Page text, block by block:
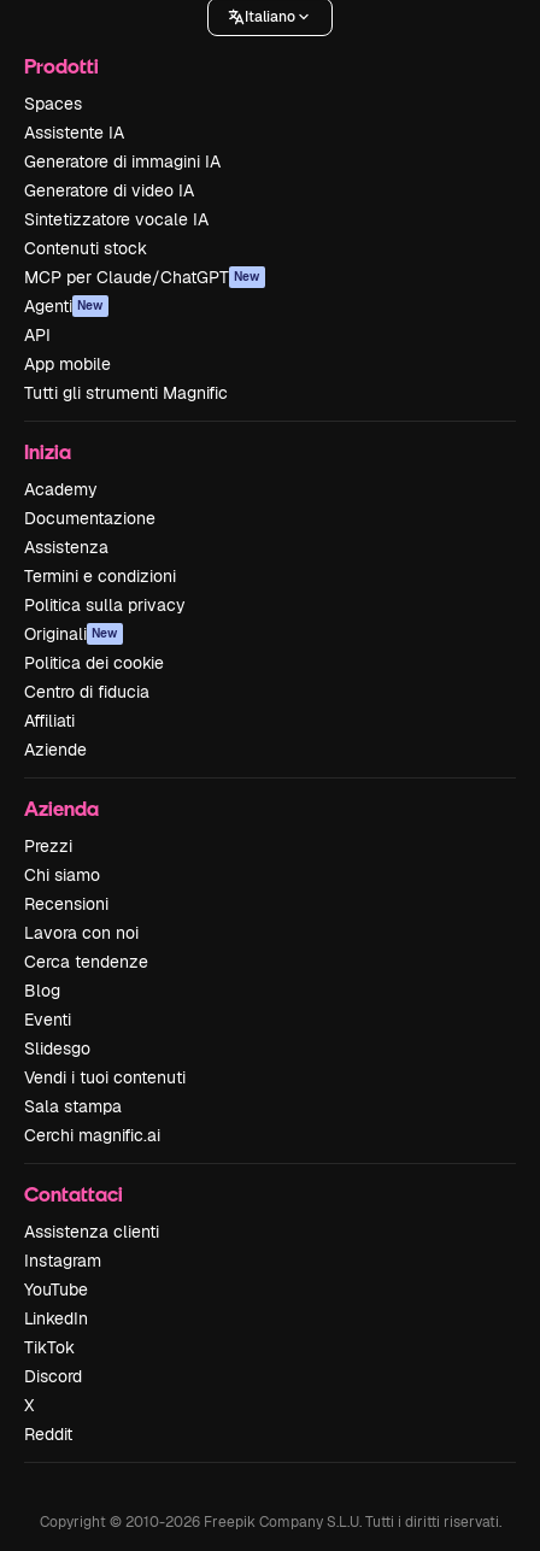
Italiano
Prodotti
Spaces
Assistente IA
Generatore di immagini IA
Generatore di video IA
Sintetizzatore vocale IA
Contenuti stock
MCP per Claude/ChatGPT New
Agenti New
API
App mobile
Tutti gli strumenti Magnific
Inizia
Academy
Documentazione
Assistenza
Termini e condizioni
Politica sulla privacy
Originali New
Politica dei cookie
Centro di fiducia
Affiliati
Aziende
Azienda
Prezzi
Chi siamo
Recensioni
Lavora con noi
Cerca tendenze
Blog
Eventi
Slidesgo
Vendi i tuoi contenuti
Sala stampa
Cerchi magnific.ai
Contattaci
Assistenza clienti
Instagram
YouTube
LinkedIn
TikTok
Discord
X
Reddit
Copyright © 2010-2026Freepik Company S.L.U. Tutti i diritti riservati.